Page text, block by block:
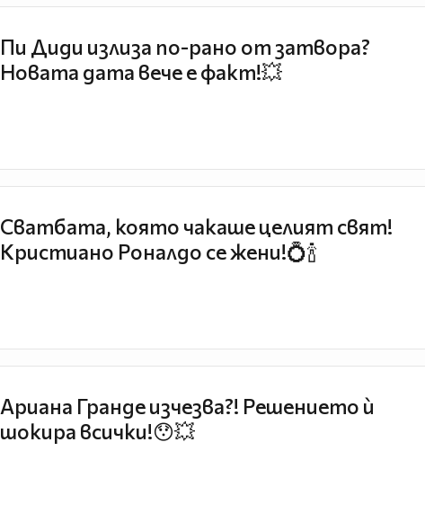
Пи Диди излиза по-рано от затвора?
Новата дата вече е факт!💥
Сватбата, която чакаше целият свят!
Кристиано Роналдо се жени!💍🍾
Ариана Гранде изчезва?! Решението ѝ
шокира всички!😯💥